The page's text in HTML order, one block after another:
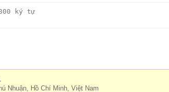
Nhuận, Hồ Chí Minh, Việt Nam